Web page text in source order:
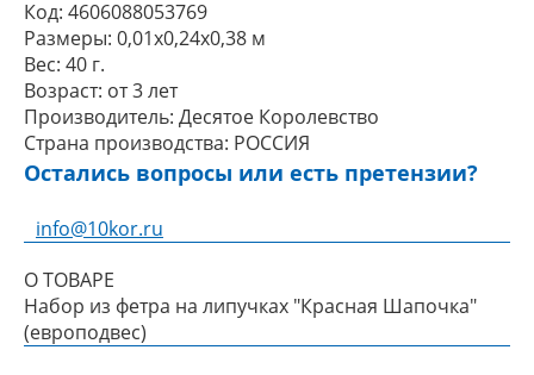
Код: 4606088053769
Размеры: 0,01x0,24x0,38 м
Вес: 40 г.
Возраст: от 3 лет
Производитель: Десятое Королевство
Страна производства: РОССИЯ
Остались вопросы или есть претензии?
info@10kor.ru
О ТОВАРЕ
Набор из фетра на липучках "Красная Шапочка"
(европодвес)